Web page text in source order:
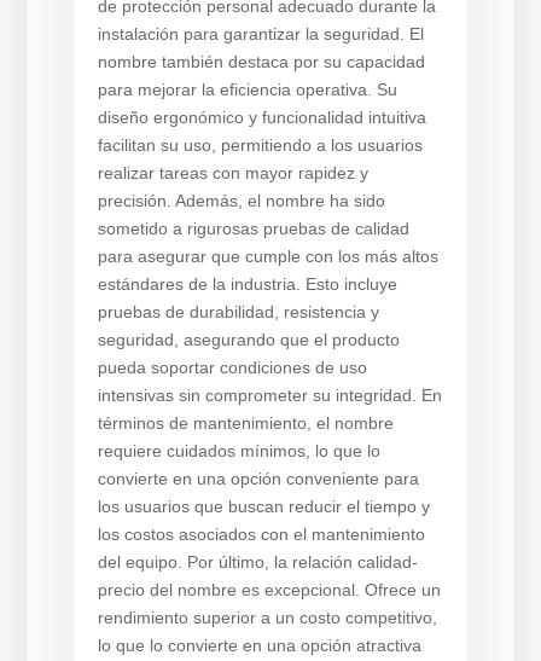
de protección personal adecuado durante la
instalación para garantizar la seguridad. El
nombre también destaca por su capacidad
para mejorar la eficiencia operativa. Su
diseño ergonómico y funcionalidad intuitiva
facilitan su uso, permitiendo a los usuarios
realizar tareas con mayor rapidez y
precisión. Además, el nombre ha sido
sometido a rigurosas pruebas de calidad
para asegurar que cumple con los más altos
estándares de la industria. Esto incluye
pruebas de durabilidad, resistencia y
seguridad, asegurando que el producto
pueda soportar condiciones de uso
intensivas sin comprometer su integridad. En
términos de mantenimiento, el nombre
requiere cuidados mínimos, lo que lo
convierte en una opción conveniente para
los usuarios que buscan reducir el tiempo y
los costos asociados con el mantenimiento
del equipo. Por último, la relación calidad-
precio del nombre es excepcional. Ofrece un
rendimiento superior a un costo competitivo,
lo que lo convierte en una opción atractiva